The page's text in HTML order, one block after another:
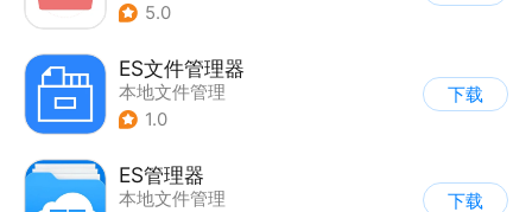
5.0
ES文件管理器
本地文件管理
1.0
下载
ES管理器
本地文件管理
下载